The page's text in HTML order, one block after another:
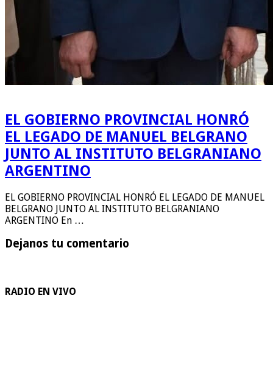
EL GOBIERNO PROVINCIAL HONRÓ
EL LEGADO DE MANUEL BELGRANO
JUNTO AL INSTITUTO BELGRANIANO
ARGENTINO
EL GOBIERNO PROVINCIAL HONRÓ EL LEGADO DE MANUEL
BELGRANO JUNTO AL INSTITUTO BELGRANIANO
ARGENTINO En …
Dejanos tu comentario
RADIO EN VIVO